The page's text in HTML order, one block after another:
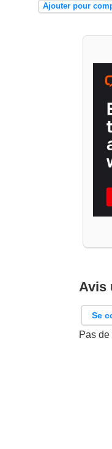
Ajouter pour
Avis
Se
Pas